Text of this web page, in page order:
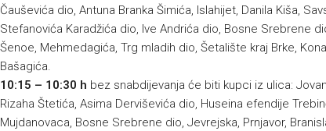
Čauševića dio, Antuna Branka Šimića, Islahijet, Danila Kiša,
Stefanovića Karadžića dio, Ive Andrića dio, Bosne Srebrene
Šenoe, Mehmedagića, Trg mladih dio, Šetalište kraj Brke,
Bašagića.
10:15 – 10:30 h bez snabdijevanja će biti kupci iz ulica:
Rizaha Štetića, Asima Derviševića dio, Huseina efendije
Mujdanovaca, Bosne Srebrene dio, Jevrejska, Prnjavor,